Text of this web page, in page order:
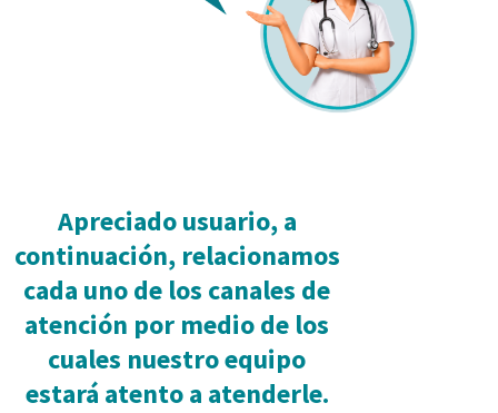
Apreciado usuario, a
continuación, relacionamos
cada uno de los canales de
atención por medio de los
cuales nuestro equipo
estará atento a atenderle.